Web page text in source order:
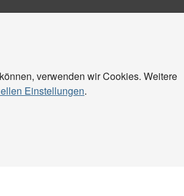
verwenden wir Cookies. Weitere
Einstellungen.